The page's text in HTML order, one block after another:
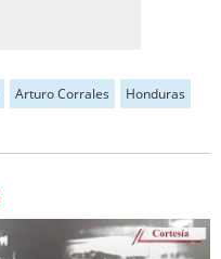
Arturo Corrales
Honduras